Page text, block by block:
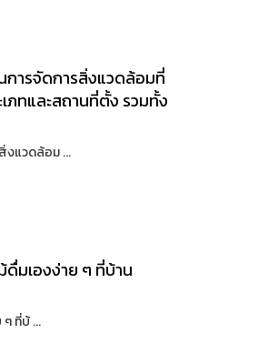
การจัดการสิ่งแวดล้อมที่
ภทและสถานที่ตั้ง รวมทั้ง
งแวดล้อม ...
มเองง่าย ๆ ที่บ้าน
ที่บ้ ...